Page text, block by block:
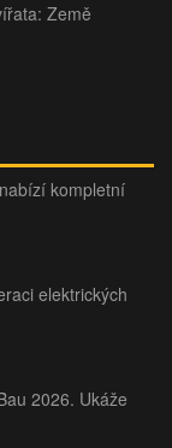
Země
kompletní
elektrických
2026. Ukáže